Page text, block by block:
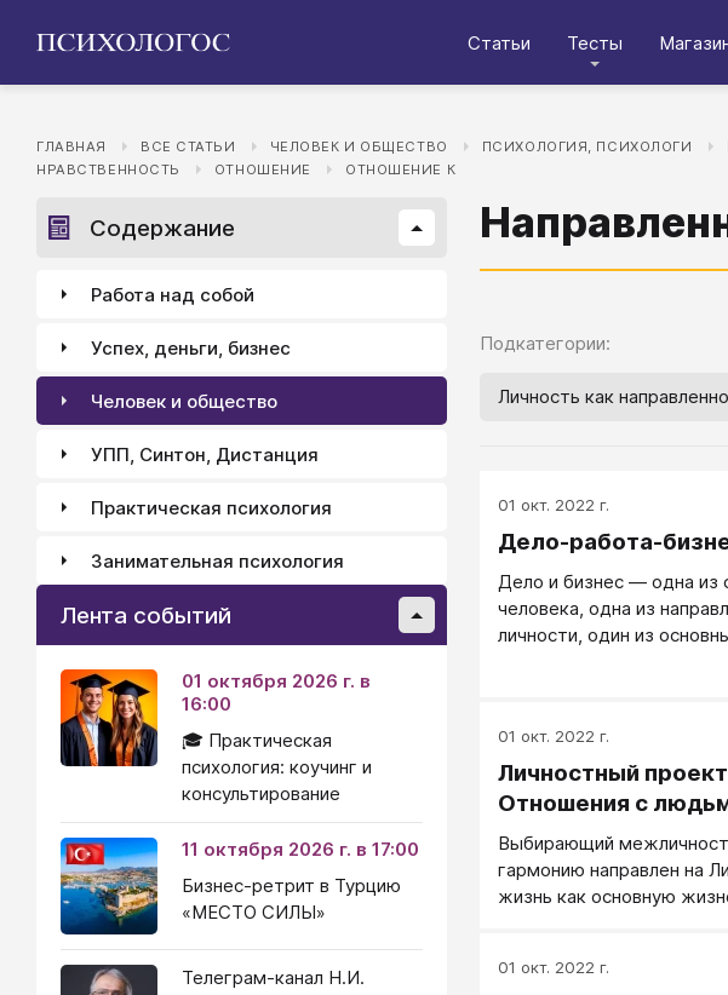
Статьи Тесты
ГЛАВНАЯ ВСЕ СТАТЬИ ЧЕЛОВЕК И ОБЩЕСТВО ПСИХОЛОГИЯ, ПСИХОЛОГИ
НРАВСТВЕННОСТЬ
ОТНОШЕНИЕ ОТНОШЕНИЕ К
Подкатегории:
Личность как
01 окт. 2022 г.
Дело-работа-
Дело и бизнес — одна из
человека, одна из
личности, один из
01 окт. 2022 г.
Личностный проект
Отношения с
Выбирающий
гармонию направлен на
жизнь как основную
в паре или, шире, в семье
01 окт. 2022 г.
Содержание
Работа над собой
Успех, деньги, бизнес
Человек и общество
УПП, Синтон, Дистанция
Практическая психология
Занимательная психология
Лента событий
01 октября 2026 г. в
16:00
🎓 Практическая
психология: коучинг и
консультирование
11 октября 2026 г. в 17:00
Бизнес-ретрит в Турцию
«МЕСТО СИЛЫ»
Телеграм-канал Н.И.